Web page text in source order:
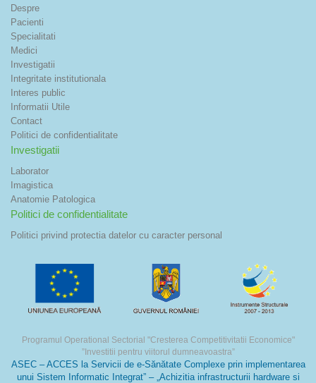
Despre
Pacienti
Specialitati
Medici
Investigatii
Integritate institutionala
Interes public
Informatii Utile
Contact
Politici de confidentialitate
Investigatii
Laborator
Imagistica
Anatomie Patologica
Politici de confidentialitate
Politici privind protectia datelor cu caracter personal
Programul Operational Sectorial "Cresterea Competitivitatii Economice"
”Investitii pentru viitorul dumneavoastra”
ASEC – ACCES la Servicii de e-Sănătate Complexe prin implementarea
unui Sistem Informatic Integrat” – „Achizitia infrastructurii hardware si